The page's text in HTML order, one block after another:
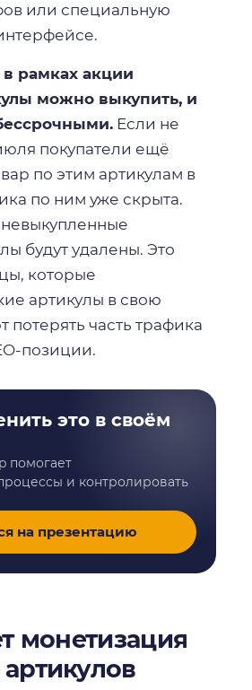
или специальную
рамках акции
можно выкупить, и
Если не
покупатели ещё
по этим артикулам в
по ним уже скрыта.
будут удалены. Это
которые
артикулы в свою
потерять часть трафика
позиции.
это в своём
помогает
и контролировать
на презентацию
монетизация